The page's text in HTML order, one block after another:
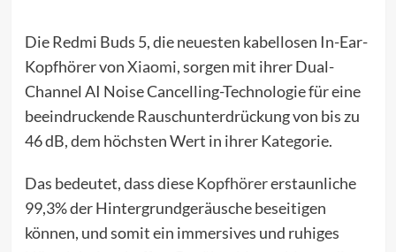
Die Redmi Buds 5, die neuesten kabellosen In-Ear-
Kopfhörer vonXiaomi, sorgen mit ihrer Dual-
Channel AI Noise Cancelling-Technologie für eine
beeindruckende Rauschunterdrückung von bis zu
46 dB, dem höchsten Wert in ihrer Kategorie.
Das bedeutet, dass dieseKopfhörererstaunliche
99,3% der Hintergrundgeräusche beseitigen
können, und somit ein immersives und ruhiges